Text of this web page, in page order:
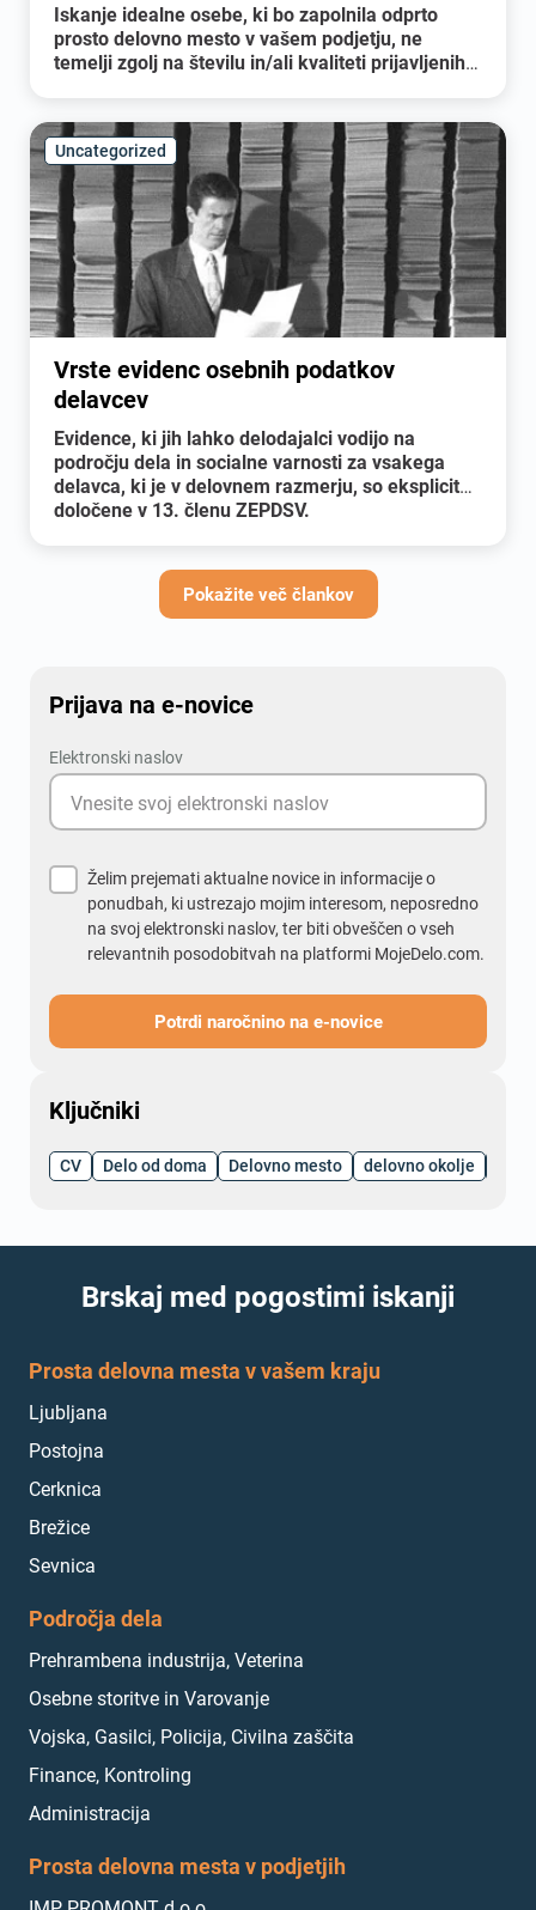
Iskanje idealne osebe, ki bo zapolnila odprto
prosto delovno mesto v vašem podjetju, ne
temelji zgolj na številu in/ali kvaliteti prijavljenih
in oceniti posameznega kandidata, mora postaviti
prava vprašanja in pravilno interpretirati
odgovore.
Uncategorized
Vrste evidenc osebnih podatkov
delavcev
Evidence, ki jih lahko delodajalci vodijo na
področju dela in socialne varnosti za vsakega
delavca, ki je v delovnem razmerju, so eksplicitno
določene v 13. členu ZEPDSV.
Pokažite več člankov
Prijava na e-novice
Elektronski naslov
Želim prejemati aktualne novice in informacije o
ponudbah, ki ustrezajo mojim interesom, neposredno
na svoj elektronski naslov, ter biti obveščen o vseh
relevantnih posodobitvah na platformi MojeDelo.com.
Potrdi naročnino na e-novice
Ključniki
CV Delo od doma Delovno mesto delovno okolje
Brskaj med pogostimi iskanji
Prosta delovna mesta v vašem kraju
Ljubljana
Postojna
Cerknica
Brežice
Sevnica
Področja dela
Prehrambena industrija, Veterina
Osebne storitve in Varovanje
Vojska, Gasilci, Policija, Civilna zaščita
Finance, Kontroling
Administracija
Prosta delovna mesta v podjetjih